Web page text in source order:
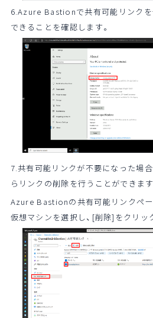
6.Azure Bastionで共有可能リンク
できることを確認します。
7.共有可能リンクが不要になった場
らリンクの削除を行うことができます
Azure Bastionの共有可能リンクペ
仮想マシンを選択し、[削除]をクリッ